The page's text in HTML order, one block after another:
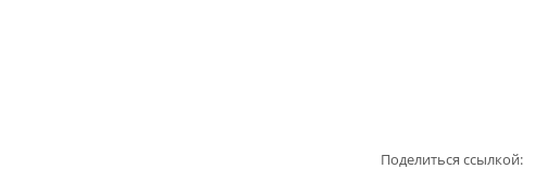
Поделиться ссылкой: